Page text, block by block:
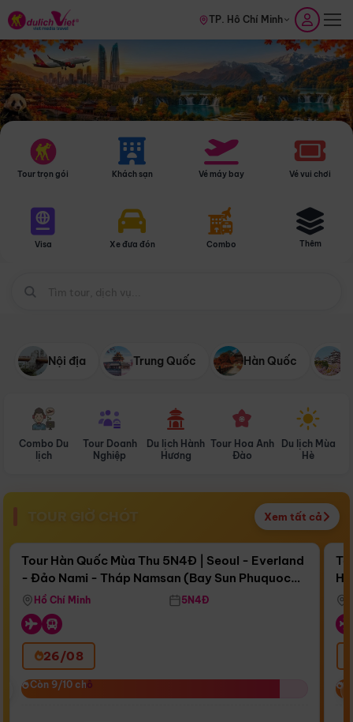
TP. Hồ Chí Minh
Tour trọn gói Khách sạn Vé máy bay Vé vui chơi
Visa Xe đưa đón Combo Thêm
Nội địa Trung Quốc Hàn Quốc
Combo Du
lịch
Tour Doanh
Nghiệp
Du lịch Hành
Hương
Tour Hoa Anh
Đào
Du lịch Mùa
Hè
TOUR GIỜ CHÓT Xem tất cả
Còn15 ngày 13:09:01
Bay Sun Phuquoc Airways
Điểm nổi bật
Tour Hàn Quốc Mùa Thu 5N4Đ | Seoul - Everland
- Đảo Nami - Tháp Namsan (Bay Sun Phuquoc
Airways)
Hồ Chí Minh 5N4Đ
26/08
Còn 9/10 chỗ
Còn 9/10 chỗ